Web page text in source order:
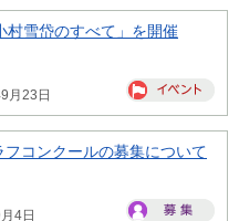
村雪岱のすべて」を開催
月23日
コンクールの募集について
4日